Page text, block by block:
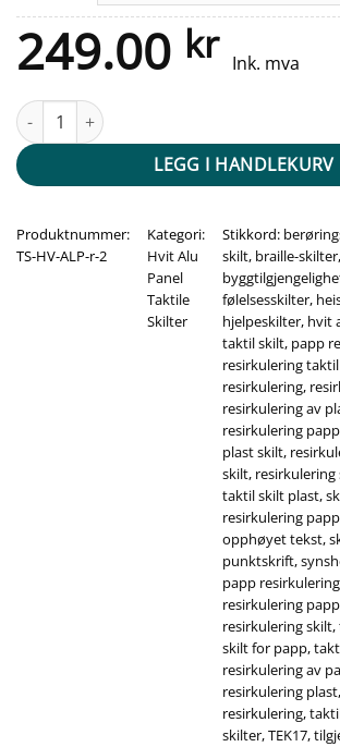
249.00 kr Ink. mva
Taktile skilt - Resirkulering Papp - Hvit Alu
LEGG I HANDLEKURV
Produktnummer:
TS-HV-ALP-r-2
Kategori:
Hvit Alu
Panel
Taktile
Skilter
Stikkord:
skilt, braille-skilter,
følelsesskilter,
hjelpeskilter, hvit
taktil skilt, papp
resirkulering
resirkulering,
resirkulering av
resirkulering papp
plast skilt,
skilt, resirkulering
taktil skilt plast,
resirkulering papp
opphøyet tekst,
punktskrift,
papp resirkulering
resirkulering papp
resirkulering skilt,
skilt for papp,
resirkulering av
resirkulering plast,
resirkulering,
skilter,TEK17,